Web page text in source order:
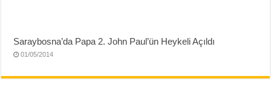
Saraybosna’da Papa 2. John Paul’ün Heykeli Açıldı
01/05/2014